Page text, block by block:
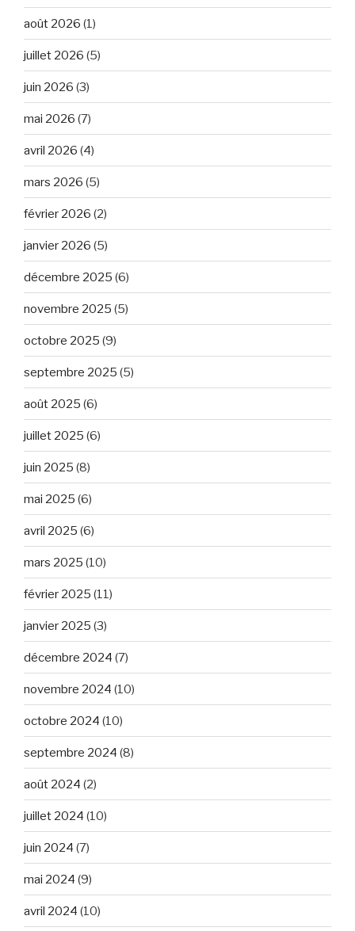
août 2026 (1)
juillet 2026 (5)
juin 2026 (3)
mai 2026 (7)
avril 2026 (4)
mars 2026 (5)
février 2026 (2)
janvier 2026 (5)
décembre 2025 (6)
novembre 2025 (5)
octobre 2025 (9)
septembre 2025 (5)
août 2025 (6)
juillet 2025 (6)
juin 2025 (8)
mai 2025 (6)
avril 2025 (6)
mars 2025 (10)
février 2025 (11)
janvier 2025 (3)
décembre 2024 (7)
novembre 2024 (10)
octobre 2024 (10)
septembre 2024 (8)
août 2024 (2)
juillet 2024 (10)
juin 2024 (7)
mai 2024 (9)
avril 2024 (10)